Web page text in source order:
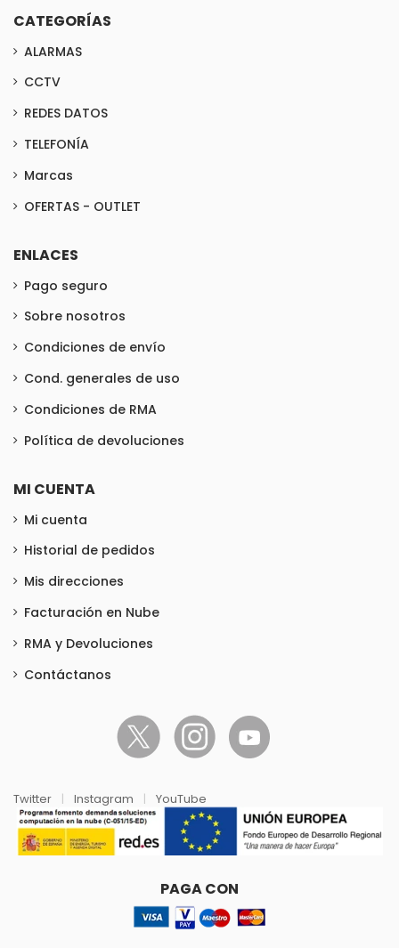
CATEGORÍAS
ALARMAS
CCTV
REDES DATOS
TELEFONÍA
Marcas
OFERTAS - OUTLET
ENLACES
Pago seguro
Sobre nosotros
Condiciones de envío
Cond. generales de uso
Condiciones de RMA
Política de devoluciones
MI CUENTA
Mi cuenta
Historial de pedidos
Mis direcciones
Facturación en Nube
RMA y Devoluciones
Contáctanos
Twitter | Instagram | YouTube
PAGA CON